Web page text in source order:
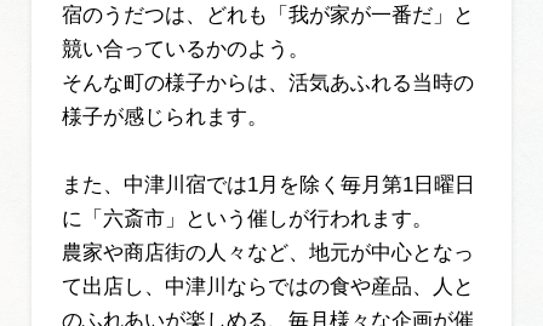
宿のうだつは、どれも「我が家が一番だ」と
競い合っているかのよう。
そんな町の様子からは、活気あふれる当時の
様子が感じられます。
また、中津川宿では1月を除く毎月第1日曜日
に「六斎市」という催しが行われます。
農家や商店街の人々など、地元が中心となっ
て出店し、中津川ならではの食や産品、人と
のふれあいが楽しめる、毎月様々な企画が催